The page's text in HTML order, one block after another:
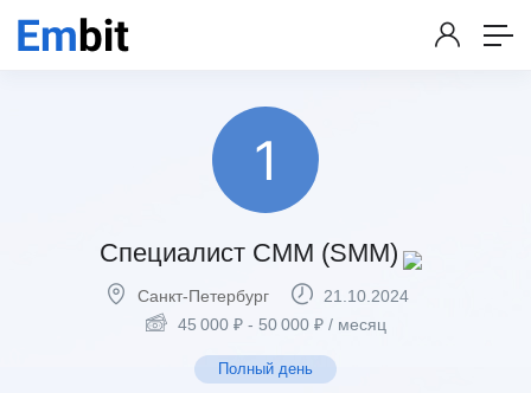
Специалист СММ (SMM)
Санкт-Петербург
21.10.2024
45 000 ₽- 50 000 ₽/ месяц
Полный день